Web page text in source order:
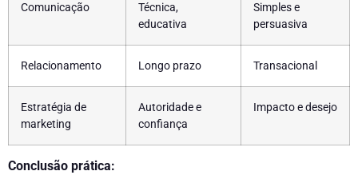
Comunicação
Técnica,
educativa
Simples e
persuasiva
Relacionamento Longo prazo Transacional
Estratégia de
marketing
Autoridade e
confiança
Impacto e desejo
Conclusão prática: